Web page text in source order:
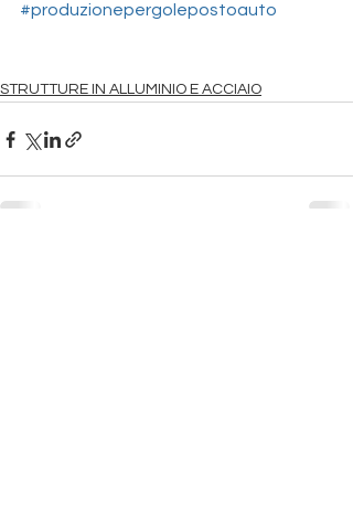
#produzionepergolepostoauto
STRUTTURE IN ALLUMINIO E ACCIAIO